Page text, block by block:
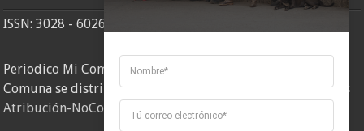
ISSN: 3028 - 6026
Periodico Mi Comuna 2, elaborado por Corporación Mi
Comuna se distribuye bajo unaLicencia Creative Commons
Atribución-NoComercial-CompartirIgual 4.0 Internacional